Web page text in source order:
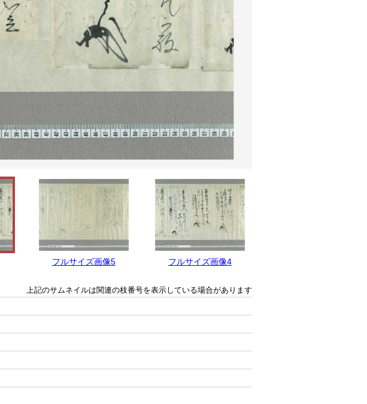
フルサイズ画像5 フルサイズ画像4
上記のサムネイルは関連の枝番号を表示している場合があります